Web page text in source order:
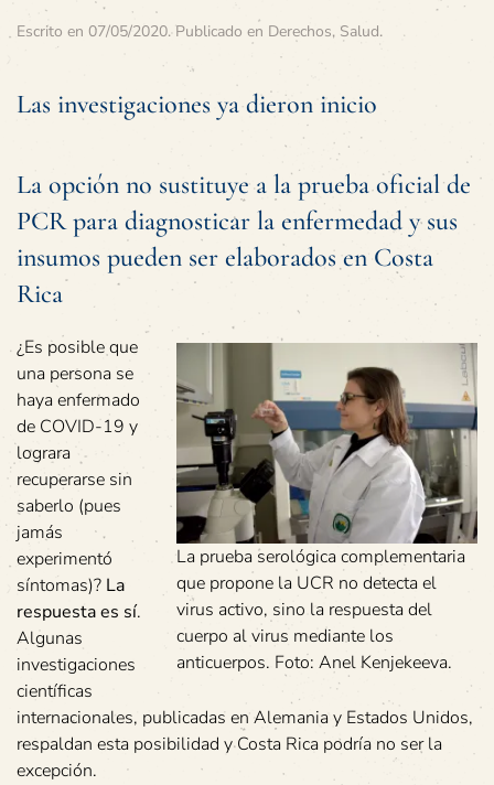
Escrito en 07/05/2020. Publicado en Derechos, Salud.
Las investigaciones ya dieron inicio
La opción no sustituye a la prueba oficial de
PCR para diagnosticar la enfermedad y sus
insumos pueden ser elaborados en Costa
Rica
La prueba serológica complementaria
que propone la UCR no detecta el
virus activo, sino la respuesta del
cuerpo al virus mediante los
anticuerpos. Foto: Anel Kenjekeeva.
¿Es posible que
una persona se
haya enfermado
de COVID-19 y
lograra
recuperarse sin
saberlo (pues
jamás
experimentó
síntomas)? La
respuesta es sí.
Algunas
investigaciones
científicas
internacionales, publicadas en Alemania y Estados Unidos,
respaldan esta posibilidad y Costa Rica podría no ser la
excepción.